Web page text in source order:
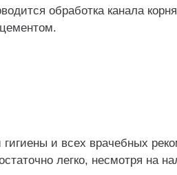
обработка канала
и всех врачебных
легко, несмотря на